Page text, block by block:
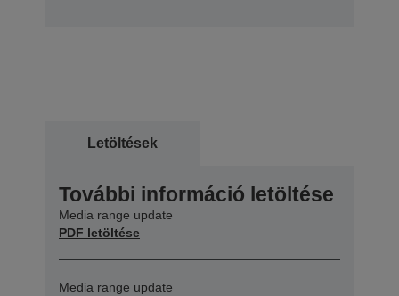
Letöltések
További információ letöltése
Media range update
PDF letöltése
Media range update